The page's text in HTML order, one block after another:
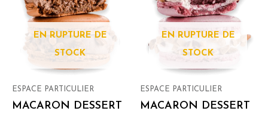
EN RUPTURE DE
STOCK
ESPACE PARTICULIER
MACARON DESSERT
EN RUPTURE DE
STOCK
ESPACE PARTICULIER
MACARON DESSERT